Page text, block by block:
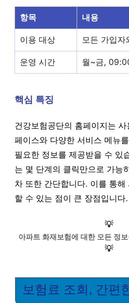
항목 내용
이용 대상 모든 가입자
운영 시간 월~금,
핵심 특징
건강보험공단의 홈페이지는
페이스와 다양한 서비스 메뉴
필요한 정보를 제공받을 수 있
는 몇 단계의 클릭만으로 가능
차 또한 간단합니다. 이를 통해
할 수 있는 점이 큰 장점입니다.
💡
아파트 화재보험에 대한 모든 정
💡
보험료 조회, 간편